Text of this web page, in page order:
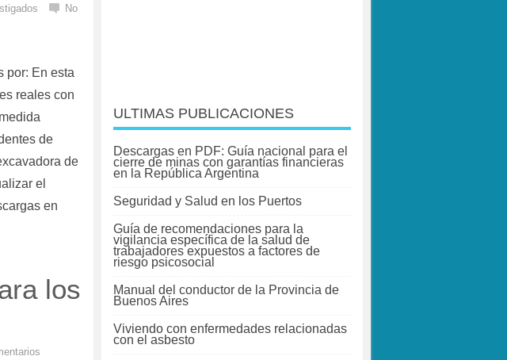
No
por: En esta
reales con
de
de
el
en
los
ULTIMAS PUBLICACIONES
Descargas en PDF: Guía nacional para el
cierre de minas con garantías financieras
en la República Argentina
Seguridad y Salud en los Puertos
Guía de recomendaciones para la
vigilancia específica de la salud de
trabajadores expuestos a factores de
riesgo psicosocial
Manual del conductor de la Provincia de
Buenos Aires
Viviendo con enfermedades relacionadas
con el asbesto